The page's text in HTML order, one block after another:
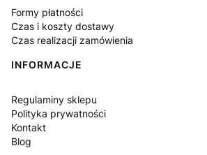
Formy płatności
Czas i koszty dostawy
Czas realizacji zamówienia
INFORMACJE
Regulaminy sklepu
Polityka prywatności
Kontakt
Blog